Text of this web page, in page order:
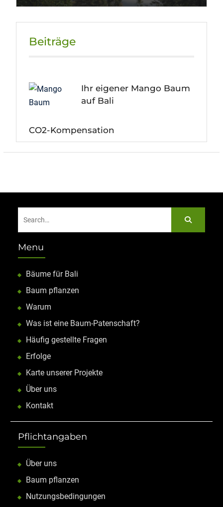
Beiträge
Ihr eigener Mango Baum
auf Bali
CO2-Kompensation
Menu
Bäume für Bali
Baum pflanzen
Warum
Was ist eine Baum-Patenschaft?
Häufig gestellte Fragen
Erfolge
Karte unserer Projekte
Über uns
Kontakt
Pflichtangaben
Über uns
Baum pflanzen
Nutzungsbedingungen